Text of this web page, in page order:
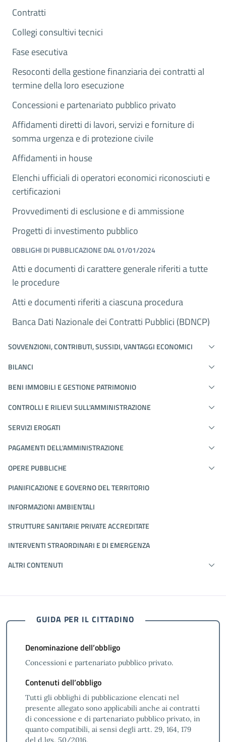
Contratti
Collegi consultivi tecnici
Fase esecutiva
Resoconti della gestione finanziaria dei contratti al
termine della loro esecuzione
Concessioni e partenariato pubblico privato
Affidamenti diretti di lavori, servizi e forniture di
somma urgenza e di protezione civile
Affidamenti in house
Elenchi ufficiali di operatori economici riconosciuti e
certificazioni
Provvedimenti di esclusione e di ammissione
Progetti di investimento pubblico
OBBLIGHI DI PUBBLICAZIONE DAL 01/01/2024
Atti e documenti di carattere generale riferiti a tutte
le procedure
Atti e documenti riferiti a ciascuna procedura
Banca Dati Nazionale dei Contratti Pubblici (BDNCP)
SOVVENZIONI, CONTRIBUTI, SUSSIDI, VANTAGGI ECONOMICI
BILANCI
BENI IMMOBILI E GESTIONE PATRIMONIO
CONTROLLI E RILIEVI SULL'AMMINISTRAZIONE
SERVIZI EROGATI
PAGAMENTI DELL'AMMINISTRAZIONE
OPERE PUBBLICHE
PIANIFICAZIONE E GOVERNO DEL TERRITORIO
INFORMAZIONI AMBIENTALI
STRUTTURE SANITARIE PRIVATE ACCREDITATE
INTERVENTI STRAORDINARI E DI EMERGENZA
ALTRI CONTENUTI
GUIDA PER IL CITTADINO
Denominazione dell’obbligo
Concessioni e partenariato pubblico privato.
Contenuti dell’obbligo
Tutti gli obblighi di pubblicazione elencati nel
presente allegato sono applicabili anche ai contratti
di concessione e di partenariato pubblico privato, in
quanto compatibili, ai sensi degli artt. 29, 164, 179
del d.lgs. 50/2016.